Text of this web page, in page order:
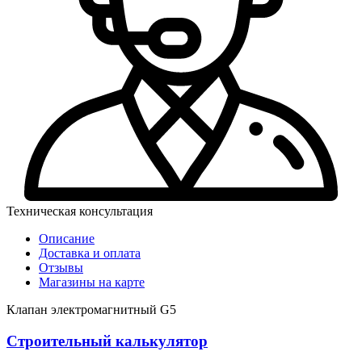
Техническая консультация
Описание
Доставка и оплата
Отзывы
Магазины на карте
Клапан электромагнитный G5
Строительный калькулятор